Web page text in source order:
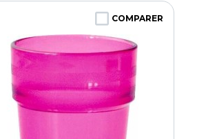
COMPARER